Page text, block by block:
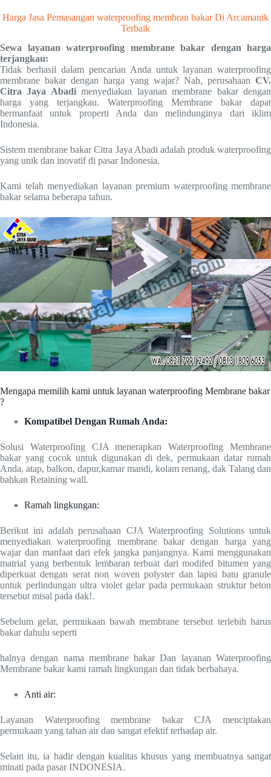
Harga Jasa Pemasangan waterproofing membran bakar Di Arcamanik
Terbaik
Sewa layanan waterproofing membrane bakar dengan harga
terjangkau:
Tidak berhasil dalam pencarian Anda untuk layanan waterproofing
membrane bakar dengan harga yang wajar? Nah, perusahaan CV.
Citra Jaya Abadimenyediakan layanan membrane bakar dengan
harga yang terjangkau. Waterproofing Membrane bakar dapat
bermanfaat untuk properti Anda dan melindunginya dari iklim
Indonesia.
Sistem membrane bakar Citra Jaya Abadi adalah produk waterproofing
yang unik dan inovatif di pasar Indonesia.
Kami telah menyediakan layanan premium waterproofing membrane
bakar selama beberapa tahun.
Mengapa memilih kami untuk layanan waterproofing Membrane bakar
?
Kompatibel Dengan Rumah Anda:
Solusi Waterproofing CJA menerapkan Waterproofing Membrane
bakar yang cocok untuk digunakan di dek, permukaan datar rumah
Anda, atap, balkon, dapur,kamar mandi, kolam renang, dak Talang dan
bahkan Retaining wall.
Ramah lingkungan:
Berikut ini adalah perusahaan CJA Waterproofing Solutions untuk
menyediakan waterproofing membrane bakar dengan harga yang
wajar dan manfaat dari efek jangka panjangnya. Kami menggunakan
matrial yang berbentuk lembaran terbuat dari modifed bitumen yang
diperkuat dengan serat non woven polyster dan lapisi batu granule
untuk perlindungan ultra violet gelar pada permukaan struktur beton
tersebut misal pada dak!.
Sebelum gelar, permukaan bawah membrane tersebut terlebih harus
bakar dahulu seperti
halnya dengan nama membrane bakar Dan layanan Waterproofing
Membrane bakar kami ramah lingkungan dan tidak berbahaya.
Anti air:
Layanan Waterproofing membrane bakar CJA menciptakan
permukaan yang tahan air dan sangat efektif terhadap air.
Selain itu, ia hadir dengan kualitas khusus yang membuatnya sangat
minati pada pasar INDONESIA.